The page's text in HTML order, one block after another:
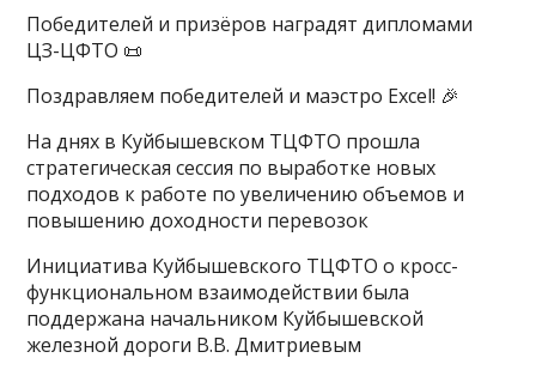
Победителей и призёров наградят дипломами
ЦЗ-ЦФТО 📜
Поздравляем победителей и маэстро Excel! 🎉
На днях в Куйбышевском ТЦФТО прошла
стратегическая сессия по выработке новых
подходов к работе по увеличению объемов и
повышению доходности перевозок
Инициатива Куйбышевского ТЦФТО о кросс-
функциональном взаимодействии была
поддержана начальником Куйбышевской
железной дороги В.В. Дмитриевым